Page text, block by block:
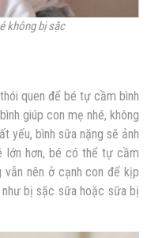
không bị sặc
quen để bé tự cầm bình
giúp con mẹ nhé, không
yếu, bình sữa nặng sẽ ảnh
lớn hơn, bé có thể tự cầm
nên ở cạnh con để kịp
bị sặc sữa hoặc sữa bị